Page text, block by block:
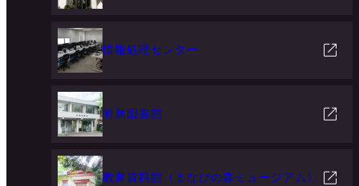
情報処理センター
附属図書館
教育資料館（まなびの森ミュージアム）